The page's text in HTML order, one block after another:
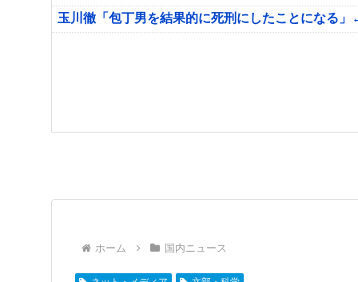
玉川徹「包丁男を結果的に死刑にしたことになる
ホーム 国内ニュース